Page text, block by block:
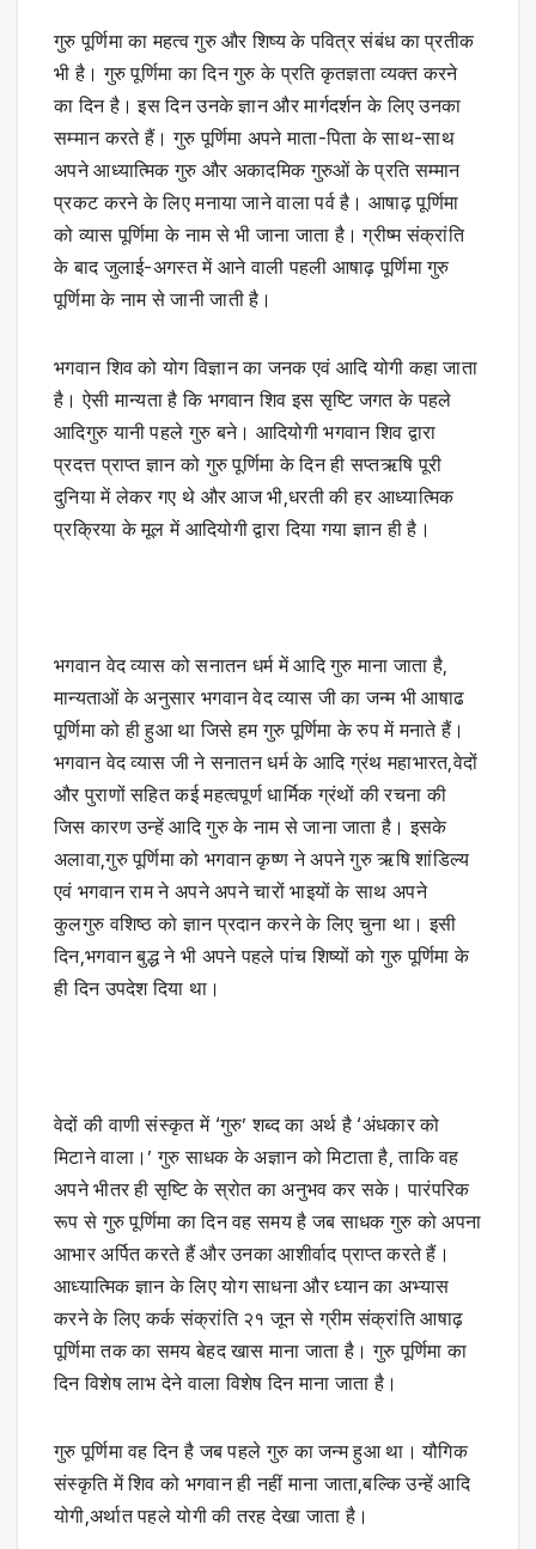
गुरु पूर्णिमा का महत्व गुरु और शिष्य के पवित्र संबंध का प्रतीक
भी है। गुरु पूर्णिमा का दिन गुरु के प्रति कृतज्ञता व्यक्त करने
का दिन है। इस दिन उनके ज्ञान और मार्गदर्शन के लिए उनका
सम्मान करते हैं। गुरु पूर्णिमा अपने माता-पिता के साथ-साथ
अपने आध्यात्मिक गुरु और अकादमिक गुरुओं के प्रति सम्मान
प्रकट करने के लिए मनाया जाने वाला पर्व है। आषाढ़ पूर्णिमा
को व्यास पूर्णिमा के नाम से भी जाना जाता है। ग्रीष्म संक्रांति
के बाद जुलाई-अगस्त में आने वाली पहली आषाढ़ पूर्णिमा गुरु
पूर्णिमा के नाम से जानी जाती है।
भगवान शिव को योग विज्ञान का जनक एवं आदि योगी कहा जाता
है। ऐसी मान्यता है कि भगवान शिव इस सृष्टि जगत के पहले
आदिगुरु यानी पहले गुरु बने। आदियोगी भगवान शिव द्वारा
प्रदत्त प्राप्त ज्ञान को गुरु पूर्णिमा के दिन ही सप्तऋषि पूरी
दुनिया में लेकर गए थे और आज भी,धरती की हर आध्यात्मिक
प्रक्रिया के मूल में आदियोगी द्वारा दिया गया ज्ञान ही है।
भगवान वेद व्यास को सनातन धर्म में आदि गुरु माना जाता है,
मान्यताओं के अनुसार भगवान वेद व्यास जी का जन्म भी आषाढ
पूर्णिमा को ही हुआ था जिसे हम गुरु पूर्णिमा के रुप में मनाते हैं।
भगवान वेद व्यास जी ने सनातन धर्म के आदि ग्रंथ महाभारत,वेदों
और पुराणों सहित कई महत्वपूर्ण धार्मिक ग्रंथों की रचना की
जिस कारण उन्हें आदि गुरु के नाम से जाना जाता है। इसके
अलावा,गुरु पूर्णिमा को भगवान कृष्ण ने अपने गुरु ऋषि शांडिल्य
एवं भगवान राम ने अपने अपने चारों भाइयों के साथ अपने
कुलगुरु वशिष्ठ को ज्ञान प्रदान करने के लिए चुना था। इसी
दिन,भगवान बुद्ध ने भी अपने पहले पांच शिष्यों को गुरु पूर्णिमा के
ही दिन उपदेश दिया था।
वेदों की वाणी संस्कृत में ‘गुरु’ शब्द का अर्थ है ‘अंधकार को
मिटाने वाला।’ गुरु साधक के अज्ञान को मिटाता है, ताकि वह
अपने भीतर ही सृष्टि के स्रोत का अनुभव कर सके। पारंपरिक
रूप से गुरु पूर्णिमा का दिन वह समय है जब साधक गुरु को अपना
आभार अर्पित करते हैं और उनका आशीर्वाद प्राप्त करते हैं।
आध्यात्मिक ज्ञान के लिए योग साधना और ध्यान का अभ्यास
करने के लिए कर्क संक्रांति २१ जून से ग्रीम संक्रांति आषाढ़
पूर्णिमा तक का समय बेहद खास माना जाता है। गुरु पूर्णिमा का
दिन विशेष लाभ देने वाला विशेष दिन माना जाता है।
गुरु पूर्णिमा वह दिन है जब पहले गुरु का जन्म हुआ था। यौगिक
संस्कृति में शिव को भगवान ही नहीं माना जाता,बल्कि उन्हें आदि
योगी,अर्थात पहले योगी की तरह देखा जाता है।